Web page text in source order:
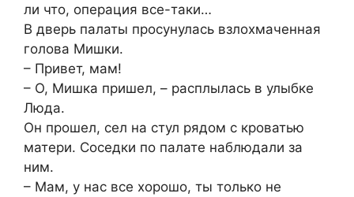
ли что, операция все-таки…
В дверь палаты просунулась взлохмаченная
голова Мишки.
– Привет, мам!
– О, Мишка пришел, – расплылась в улыбке
Люда.
Он прошел, сел на стул рядом с кроватью
матери. Соседки по палате наблюдали за
ним.
– Мам, у нас все хорошо, ты только не